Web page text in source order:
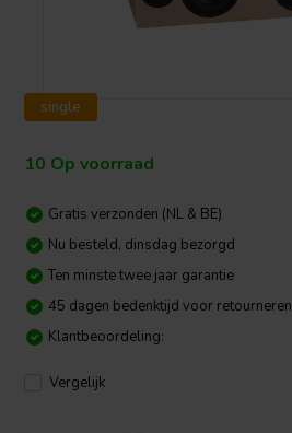
single
10 Op voorraad
Gratis verzonden (NL & BE)
Nu besteld, dinsdag bezorgd
Ten minste twee jaar garantie
45 dagen bedenktijd voor retourneren
Klantbeoordeling:
Vergelijk